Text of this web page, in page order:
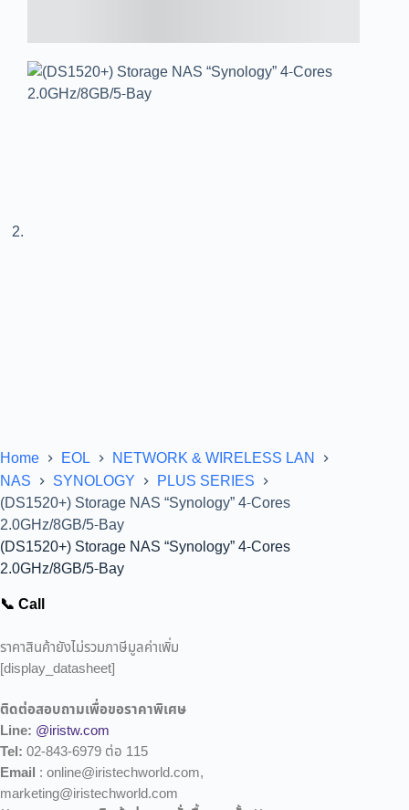
Home EOL
NETWORK & WIRELESS LAN
NAS
SYNOLOGY
PLUS SERIES
(DS1520+) Storage NAS “Synology” 4-Cores
2.0GHz/8GB/5-Bay
(DS1520+) Storage NAS “Synology” 4-Cores
2.0GHz/8GB/5-Bay
📞 Call
ราคาสินค้ายังไม่รวมภาษีมูลค่าเพิ่ม
[display_datasheet]
ติดต่อสอบถามเพื่อขอราคาพิเศษ
Line: @iristw.com
Tel: 02-843-6979 ต่อ 115
Email : online@iristechworld.com,
marketing@iristechworld.com